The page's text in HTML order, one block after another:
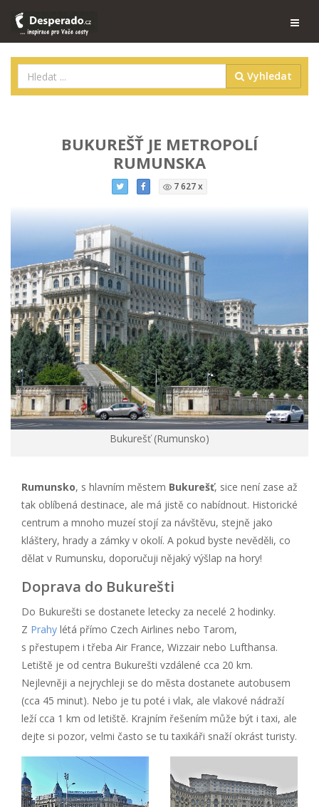
Vyhledat
BUKUREŠŤ JE METROPOLÍ
RUMUNSKA
7 627 x
Bukurešť (Rumunsko)
Rumunsko, s hlavním městem Bukurešť, sice není zase až
tak oblíbená destinace, ale má jistě co nabídnout. Historické
centrum a mnoho muzeí stojí za návštěvu, stejně jako
kláštery, hrady a zámky v okolí. A pokud byste nevěděli, co
dělat v Rumunsku, doporučuji nějaký výšlap na hory!
Doprava do Bukurešti
Do Bukurešti se dostanete letecky za necelé 2 hodinky.
Z Prahy létá přímo Czech Airlines nebo Tarom,
s přestupem i třeba Air France, Wizzair nebo Lufthansa.
Letiště je od centra Bukurešti vzdálené cca 20 km.
Nejlevněji a nejrychleji se do města dostanete autobusem
(cca 45 minut). Nebo je tu poté i vlak, ale vlakové nádraží
leží cca 1 km od letiště. Krajním řešením může být i taxi, ale
dejte si pozor, velmi často se tu taxikáři snaží okrást turisty.